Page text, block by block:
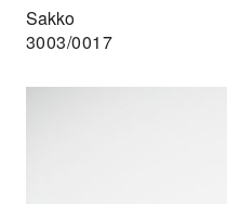
Sakko
3003/0017